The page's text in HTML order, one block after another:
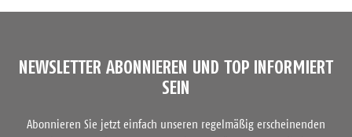
NEWSLETTER ABONNIEREN UND TOP INFORMIERT
SEIN
Abonnieren Sie jetzt einfach unseren regelmäßig erscheinenden